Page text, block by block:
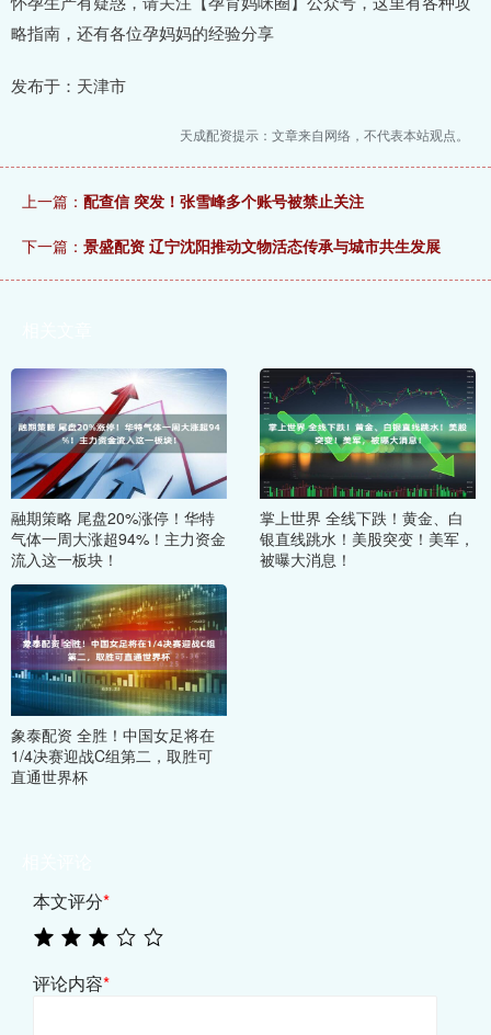
略指南，还有各位孕妈妈的经验分享
发布于：天津市
天成配资提示：文章来自网络，不代表本站观点。
上一篇： 配查信 突发！张雪峰多个账号被禁止关注
下一篇： 景盛配资 辽宁沈阳推动文物活态传承与城市共生发展
融期策略 尾盘20%涨停！华特
气体一周大涨超94%！主力资金
流入这一板块！
掌上世界 全线下跌！黄金、白
银直线跳水！美股突变！美军，
被曝大消息！
象泰配资 全胜！中国女足将在
1/4决赛迎战C组第二，取胜可
直通世界杯
本文评分*
评论内容*